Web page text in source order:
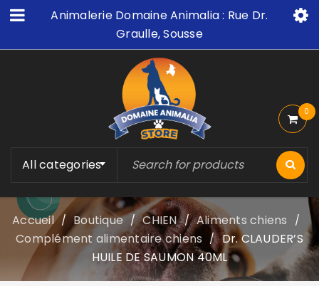
Animalerie Domaine Animalia : Rue Dr.
Graulle, Sousse
All categories
0
Accueil / Boutique / CHIEN / Aliments chiens /
Complément alimentaire chiens / Dr. CLAUDER’S
HUILE DE SAUMON 40ML